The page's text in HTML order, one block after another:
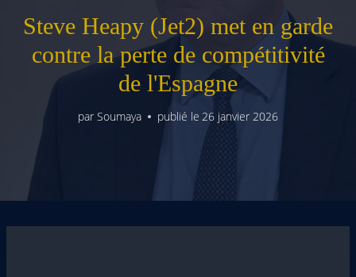
Steve Heapy (Jet2) met en garde
contre la perte de compétitivité
de l'Espagne
par Soumaya publié le 26 janvier 2026